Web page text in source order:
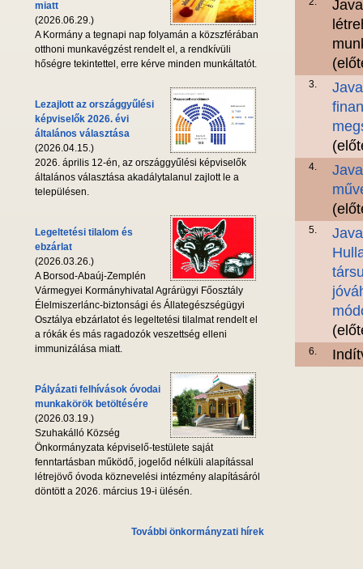
miatt
(2026.06.29.)
A Kormány a tegnapi nap folyamán a közszférában
otthoni munkavégzést rendelt el, a rendkívüli
hőségre tekintettel, erre kérve minden munkáltatót.
Lezajlott az országgyűlési
képviselők 2026. évi
általános választása
(2026.04.15.)
2026. április 12-én, az országgyűlési képviselők
általános választása akadálytalanul zajlott le a
településen.
Legeltetési tilalom és
ebzárlat
(2026.03.26.)
A Borsod-Abaúj-Zemplén
Vármegyei Kormányhivatal Agrárügyi Főosztály
Élelmiszerlánc-biztonsági és Állategészségügyi
Osztálya ebzárlatot és legeltetési tilalmat rendelt el
a rókák és más ragadozók veszettség elleni
immunizálása miatt.
Pályázati felhívások óvodai
munkakörök betöltésére
(2026.03.19.)
Szuhakálló Község
Önkormányzata képviselő-testülete saját
fenntartásban működő, jogelőd nélküli alapítással
létrejövő óvoda köznevelési intézmény alapításáról
döntött a 2026. március 19-i ülésén.
További önkormányzati hírek
3.
4.
5.
6.